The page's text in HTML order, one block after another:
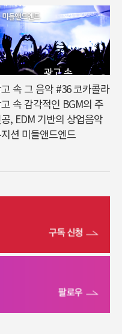
속 그 음악 #36 코카콜라
속 감각적인 BGM의 주
, EDM 기반의 상업음악
션 미들앤드엔드